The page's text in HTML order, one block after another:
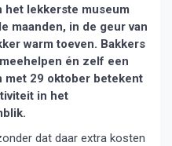
het lekkerste museum
maanden, in de geur van
warm toeven. Bakkers
én zelf een
met 29 oktober betekent
in het
dat daar extra kosten